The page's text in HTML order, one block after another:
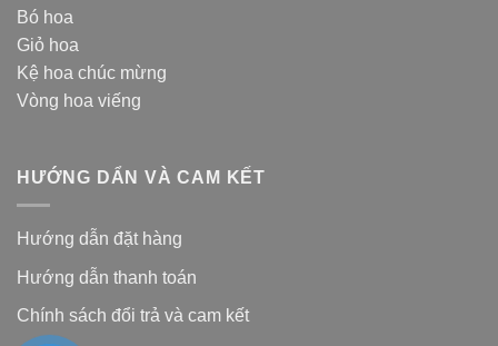
Bó hoa
Giỏ hoa
Kệ hoa chúc mừng
Vòng hoa viếng
HƯỚNG DẨN VÀ CAM KẾT
Hướng dẫn đặt hàng
Hướng dẫn thanh toán
Chính sách đổi trả và cam kết